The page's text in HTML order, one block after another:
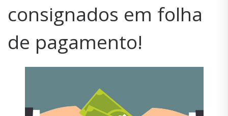
consignados em folha
de pagamento!